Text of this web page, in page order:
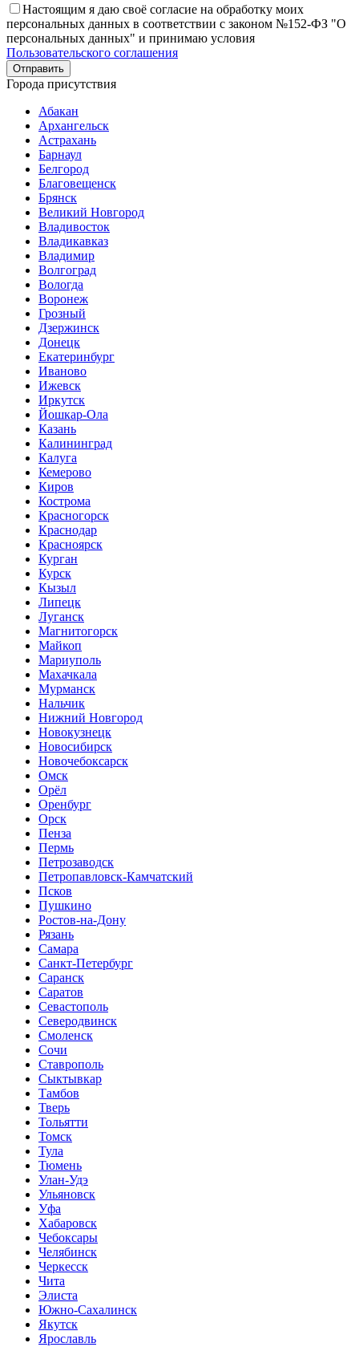
Настоящим я даю своё согласие на обработку моих
персональных данных в соответствии с законом №152-ФЗ "О
персональных данных" и принимаю условия
Пользовательского соглашения
Города присутствия
Абакан
Архангельск
Астрахань
Барнаул
Белгород
Благовещенск
Брянск
Великий Новгород
Владивосток
Владикавказ
Владимир
Волгоград
Вологда
Воронеж
Грозный
Дзержинск
Донецк
Екатеринбург
Иваново
Ижевск
Иркутск
Йошкар-Ола
Казань
Калининград
Калуга
Кемерово
Киров
Кострома
Красногорск
Краснодар
Красноярск
Курган
Курск
Кызыл
Липецк
Луганск
Магнитогорск
Майкоп
Мариуполь
Махачкала
Мурманск
Нальчик
Нижний Новгород
Новокузнецк
Новосибирск
Новочебоксарск
Омск
Орёл
Оренбург
Орск
Пенза
Пермь
Петрозаводск
Петропавловск-Камчатский
Псков
Пушкино
Ростов-на-Дону
Рязань
Самара
Санкт-Петербург
Саранск
Саратов
Севастополь
Северодвинск
Смоленск
Сочи
Ставрополь
Сыктывкар
Тамбов
Тверь
Тольятти
Томск
Тула
Тюмень
Улан-Удэ
Ульяновск
Уфа
Хабаровск
Чебоксары
Челябинск
Черкесск
Чита
Элиста
Южно-Сахалинск
Якутск
Ярославль